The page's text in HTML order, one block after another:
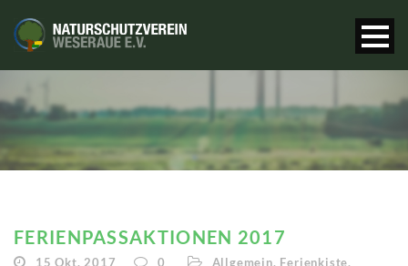
FERIENPASSAKTIONEN 2017
15 Okt. 2017 0 Allgemein, Ferienkiste,